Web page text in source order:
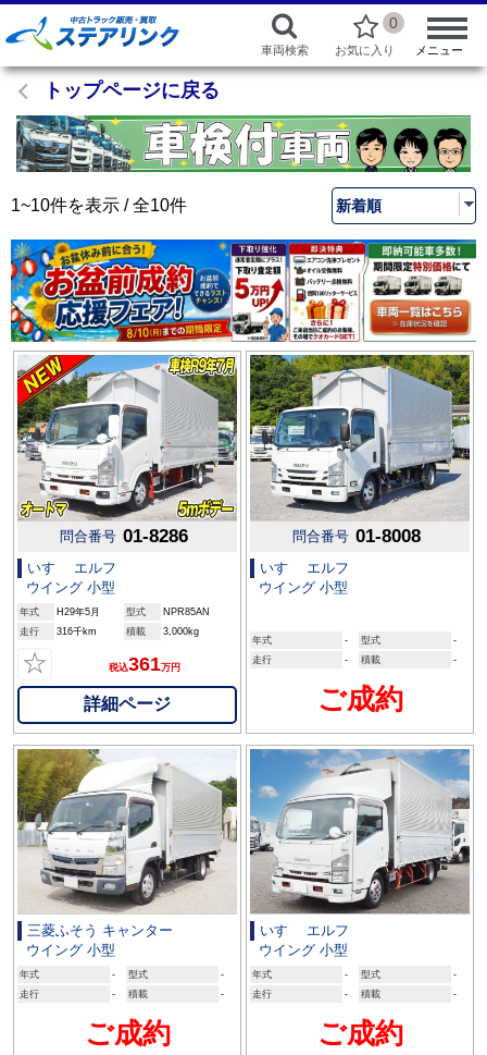
車両検索
0
お気に入り メニュー
トップページに戻る
1~10件を表示 / 全10件
問合番号 01-8286
いすゞ エルフ
ウイング 小型
年式 H29年5月 型式
NPR85AN
走行
316千km 積載 3,000kg
☆ 税込361万円
詳細ページ
問合番号 01-8008
いすゞ エルフ
ウイング 小型
年式 - 型式
-
走行
- 積載 -
ご成約
三菱ふそう キャンター
ウイング 小型
年式 - 型式
-
走行
- 積載 -
ご成約
いすゞ エルフ
ウイング 小型
年式 - 型式
-
走行
- 積載 -
ご成約